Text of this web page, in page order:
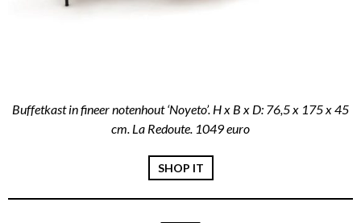
Buffetkast in fineer notenhout ‘Noyeto’. H x B x D: 76,5 x 175 x 45
cm. La Redoute. 1049 euro
SHOP IT